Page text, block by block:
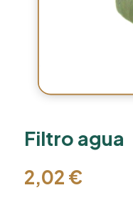
Filtro agua
2,02 €